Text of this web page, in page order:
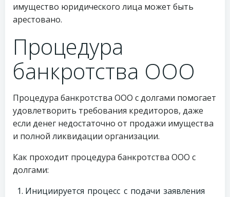
имущество юридического лица может быть
арестовано.
Процедура
банкротства ООО
Процедура банкротства ООО с долгами помогает
удовлетворить требования кредиторов, даже
если денег недостаточно от продажи имущества
и полной ликвидации организации.
Как проходит процедура банкротства ООО с
долгами:
Инициируется процесс с подачи заявления